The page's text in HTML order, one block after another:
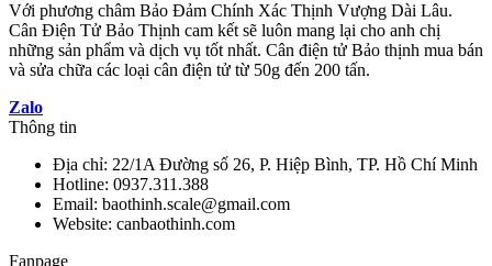
Với phương châm Bảo Đảm Chính Xác Thịnh Vượng Dài Lâu.
Cân Điện Tử Bảo Thịnh cam kết sẽ luôn mang lại cho anh chị
những sản phẩm và dịch vụ tốt nhất. Cân điện tử Bảo thịnh mua bán
và sửa chữa các loại cân điện tử từ 50g đến 200 tấn.
Zalo
Thông tin
Địa chỉ: 22/1A Đường số 26, P. Hiệp Bình, TP. Hồ Chí Minh
Hotline: 0937.311.388
Email: baothinh.scale@gmail.com
Website: canbaothinh.com
Fanpage